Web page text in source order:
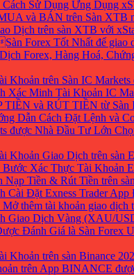
Sử Dụng Ứng Dụng
và BÁN trên Sàn XTB
Dịch trên sàn XTB với
Forex Tốt Nhất để giao
Forex, Hàng Hoá,
Khoản trên Sàn IC Markets
Xác Minh Tài Khoản IC
TIỀN và RÚT TIỀN từ Sàn
Dẫn Cách Đặt Lệnh và
được Nhà Đầu Tư Lớn
Khoản Giao Dịch trên sàn
Xác Thực Tài Khoản
Nạp Tiền & Rút Tiền trên
Cài Đặt Exness Trader
thêm tài khoản giao dịch
Giao Dịch Vàng (XAU/
Đánh Giá là Sàn Forex
Khoản trên sàn Binance
trên App BINANCE